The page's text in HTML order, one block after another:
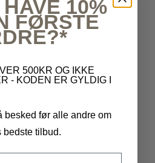
Carole Canelé
10%
FØRSTE
500KR OG IKKE
- KODEN ER GYLDIG I
besked før alle andre om
bedste tilbud.